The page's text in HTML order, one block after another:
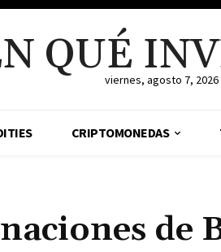
QUÉviernes, agosto 7, 2026
CRIPTOMONEDAS
de